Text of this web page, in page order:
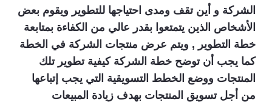
الشركة و أين تقف ومدى احتياجها للتطوير ويقوم بعض
الأشخاص الذين يتمتعوا بقدر عالي من الكفاءة بمتابعة
خطة التطوير , ويتم عرض منتجات الشركة في الخطة
كما يجب أن توضح خطة الشركة كيفية تطوير تلك
المنتجات ووضع الخطط التسويقية التي يجب إتباعها
من أجل تسويق المنتجات بهدف زيادة المبيعات